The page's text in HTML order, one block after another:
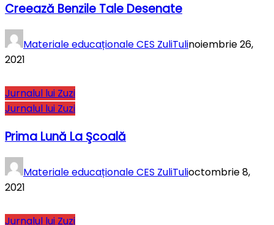
Creează Benzile Tale Desenate
Materiale educaționale CES ZuliTulinoiembrie 26,
2021
Jurnalul lui Zuzi
Jurnalul lui Zuzi
Prima Lună La Şcoală
Materiale educaționale CES ZuliTulioctombrie 8,
2021
Jurnalul lui Zuzi